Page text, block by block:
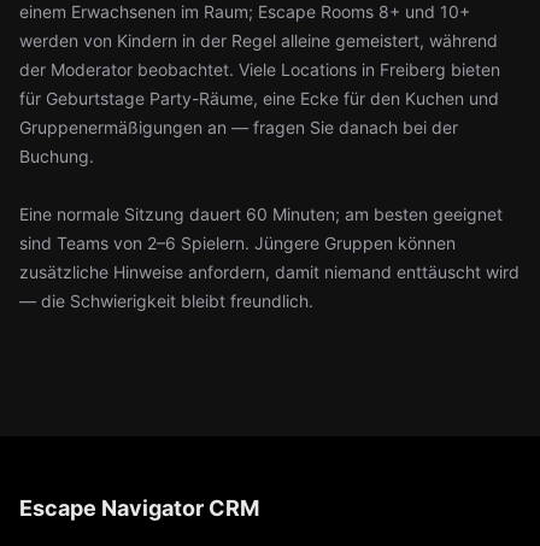
einem Erwachsenen im Raum; Escape Rooms 8+ und 10+
werden von Kindern in der Regel alleine gemeistert, während
der Moderator beobachtet. Viele Locations in Freiberg bieten
für Geburtstage Party-Räume, eine Ecke für den Kuchen und
Gruppenermäßigungen an — fragen Sie danach bei der
Buchung.
Eine normale Sitzung dauert 60 Minuten; am besten geeignet
sind Teams von 2–6 Spielern. Jüngere Gruppen können
zusätzliche Hinweise anfordern, damit niemand enttäuscht wird
— die Schwierigkeit bleibt freundlich.
Escape Navigator CRM